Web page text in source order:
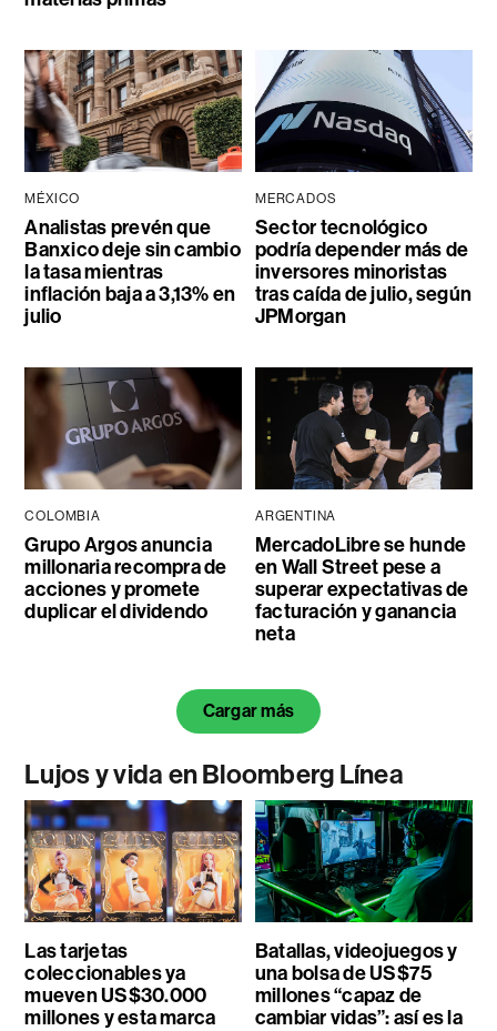
MÉXICO
Analistas prevén que
Banxico deje sin cambio
la tasa mientras
inflación baja a 3,13% en
julio
MERCADOS
Sector tecnológico
podría depender más de
inversores minoristas
tras caída de julio, según
JPMorgan
COLOMBIA
Grupo Argos anuncia
millonaria recompra de
acciones y promete
duplicar el dividendo
ARGENTINA
MercadoLibre se hunde
en Wall Street pese a
superar expectativas de
facturación y ganancia
neta
Cargar más
Lujos y vida en Bloomberg Línea
Las tarjetas
coleccionables ya
mueven US$30.000
millones y esta marca
Batallas, videojuegos y
una bolsa de US$75
millones “capaz de
cambiar vidas”: así es la